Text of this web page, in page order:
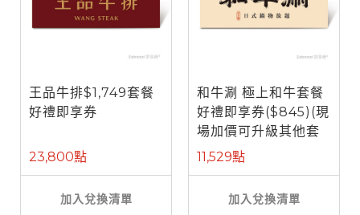
王品牛排$1,749套餐
好禮即享券
23,800點
加入兌換清單
和牛涮 極上和牛套餐
好禮即享券($845)(現
場加價可升級其他套
餐)
11,529點
加入兌換清單